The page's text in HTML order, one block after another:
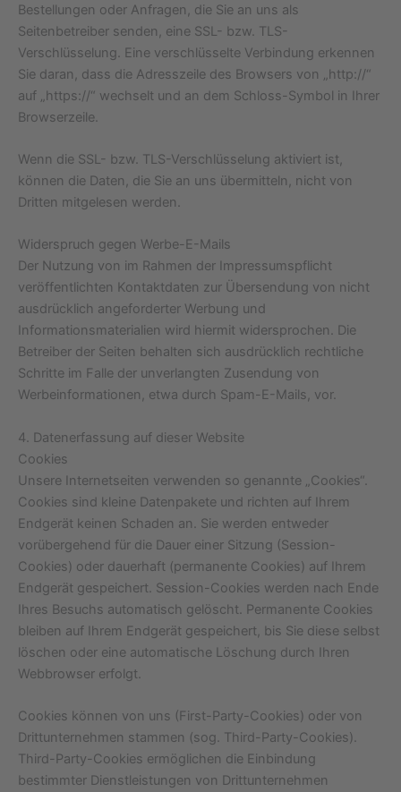
Bestellungen oder Anfragen, die Sie an uns als
Seitenbetreiber senden, eine SSL- bzw. TLS-
Verschlüsselung. Eine verschlüsselte Verbindung erkennen
Sie daran, dass die Adresszeile des Browsers von „http://“
auf „https://“ wechselt und an dem Schloss-Symbol in Ihrer
Browserzeile.
Wenn die SSL- bzw. TLS-Verschlüsselung aktiviert ist,
können die Daten, die Sie an uns übermitteln, nicht von
Dritten mitgelesen werden.
Widerspruch gegen Werbe-E-Mails
Der Nutzung von im Rahmen der Impressumspflicht
veröffentlichten Kontaktdaten zur Übersendung von nicht
ausdrücklich angeforderter Werbung und
Informationsmaterialien wird hiermit widersprochen. Die
Betreiber der Seiten behalten sich ausdrücklich rechtliche
Schritte im Falle der unverlangten Zusendung von
Werbeinformationen, etwa durch Spam-E-Mails, vor.
4. Datenerfassung auf dieser Website
Cookies
Unsere Internetseiten verwenden so genannte „Cookies“.
Cookies sind kleine Datenpakete und richten auf Ihrem
Endgerät keinen Schaden an. Sie werden entweder
vorübergehend für die Dauer einer Sitzung (Session-
Cookies) oder dauerhaft (permanente Cookies) auf Ihrem
Endgerät gespeichert. Session-Cookies werden nach Ende
Ihres Besuchs automatisch gelöscht. Permanente Cookies
bleiben auf Ihrem Endgerät gespeichert, bis Sie diese selbst
löschen oder eine automatische Löschung durch Ihren
Webbrowser erfolgt.
Cookies können von uns (First-Party-Cookies) oder von
Drittunternehmen stammen (sog. Third-Party-Cookies).
Third-Party-Cookies ermöglichen die Einbindung
bestimmter Dienstleistungen von Drittunternehmen